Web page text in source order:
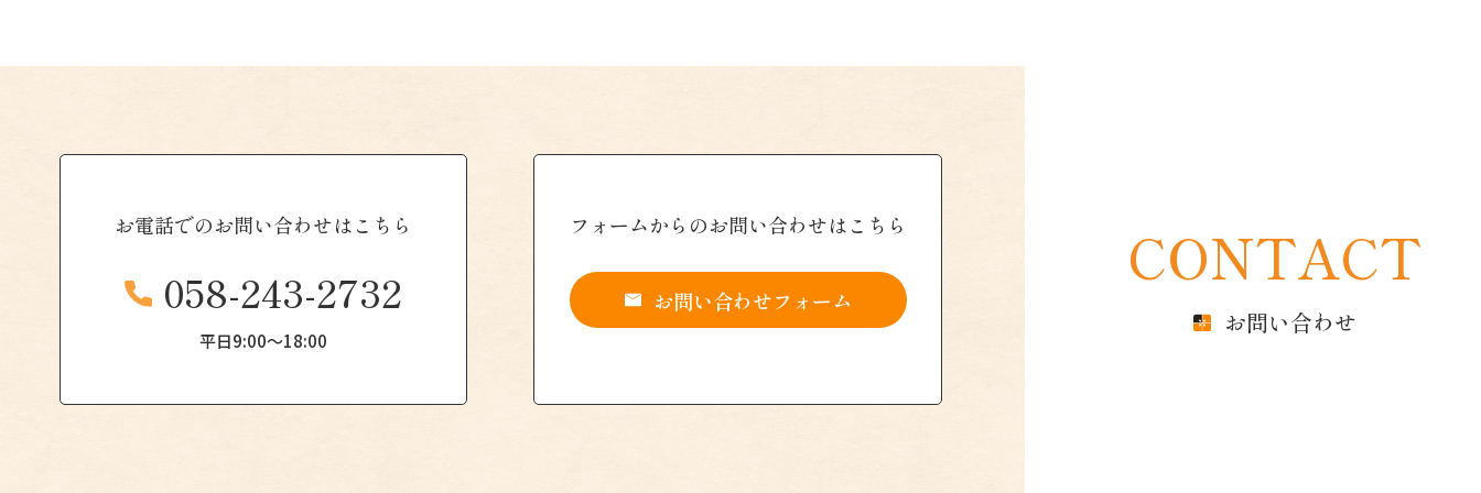
CONTACT
お問い合わせ
お電話でのお問い合わせはこちら
058-243-2732
平日9:00〜18:00
フォームからのお問い合わせはこちら
お問い合わせフォーム